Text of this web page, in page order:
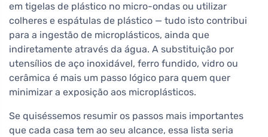
em tigelas de plástico no micro-ondas ou utilizar
colheres e espátulas de plástico — tudo isto contribui
para a ingestão de microplásticos, ainda que
indiretamente através da água. A substituição por
utensílios de aço inoxidável, ferro fundido, vidro ou
cerâmica é mais um passo lógico para quem quer
minimizar a exposição aos microplásticos.
Se quiséssemos resumir os passos mais importantes
que cada casa tem ao seu alcance, essa lista seria